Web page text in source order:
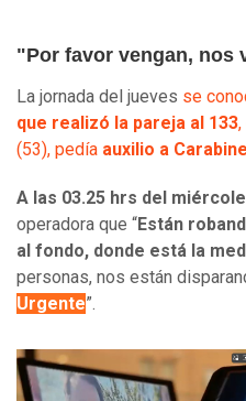
"Por favor vengan, nos
La jornada del jueves se
que realizó la pareja al 133
(53), pedía auxilio a
A las 03.25 hrs del
operadora que “Están
al fondo, donde está la
personas, nos están
Urgente”.